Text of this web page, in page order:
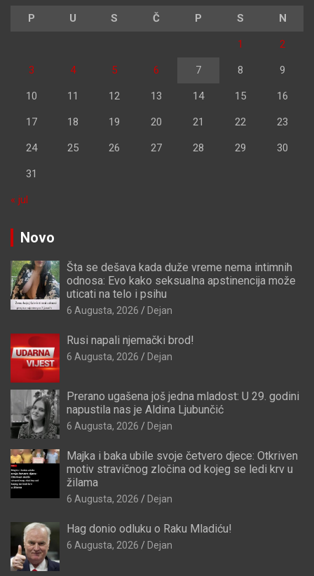
P U S Č P S N
1 2
3 4 5 6 7 8 9
10 11 12 13 14 15 16
17 18 19 20 21 22 23
24 25 26 27 28 29 30
31
« jul
Novo
Šta se dešava kada duže vreme nema intimnih
odnosa: Evo kako seksualna apstinencija može
uticati na telo i psihu
6 Augusta, 2026 Dejan
Rusi napali njemački brod!
6 Augusta, 2026 Dejan
Prerano ugašena još jedna mladost: U 29. godini
napustila nas je Aldina Ljubunčić
6 Augusta, 2026 Dejan
Majka i baka ubile svoje četvero djece: Otkriven
motiv stravičnog zločina od kojeg se ledi krv u
žilama
6 Augusta, 2026 Dejan
Hag donio odluku o Raku Mladiću!
6 Augusta, 2026 Dejan